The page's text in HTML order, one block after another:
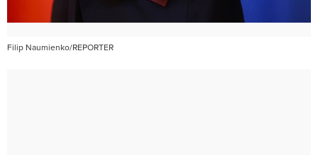
Filip Naumienko/REPORTER